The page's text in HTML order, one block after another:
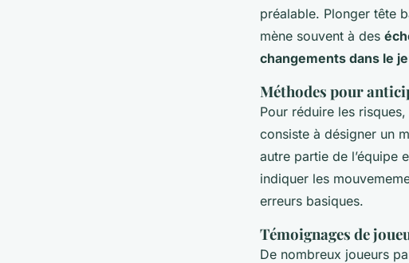
préalable. Plonger tête
mène souvent à des
changements dans le
Méthodes pour
Pour réduire les
consiste à désigner un
autre partie de l’équipe
indiquer les
erreurs basiques.
Témoignages de
De nombreux joueurs